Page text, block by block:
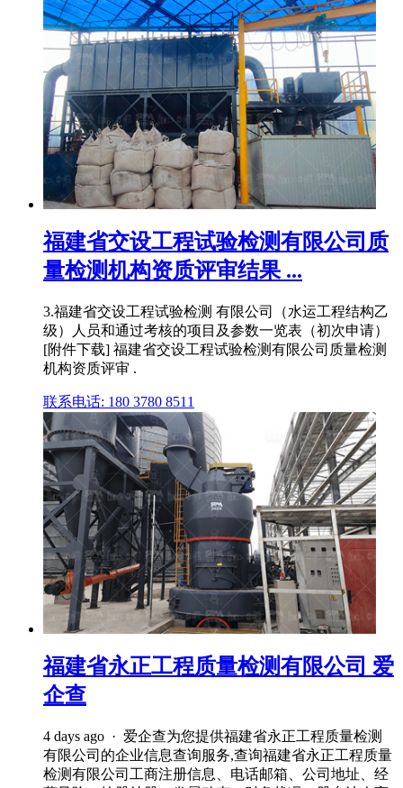
福建省交设工程试验检测有限公司质
量检测机构资质评审结果 ...
3.福建省交设工程试验检测 有限公司（水运工程结构乙
级）人员和通过考核的项目及参数一览表（初次申请）
[附件下载] 福建省交设工程试验检测有限公司质量检测
机构资质评审 .
联系电话: 180 3780 8511
福建省永正工程质量检测有限公司 爱
企查
4 days ago · 爱企查为您提供福建省永正工程质量检测
有限公司的企业信息查询服务,查询福建省永正工程质量
检测有限公司工商注册信息、电话邮箱、公司地址、经